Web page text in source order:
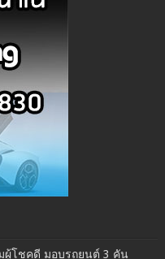
ผู้โชคดี มอบรถยนต์ 3 คัน